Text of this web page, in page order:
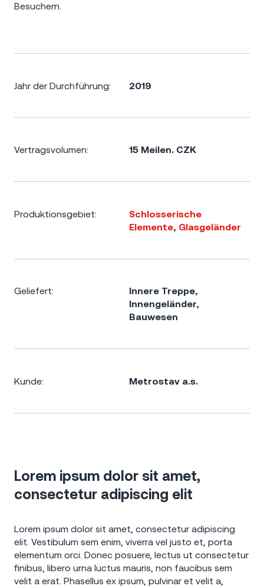
Besuchern.
Jahr der Durchführung: 2019
Vertragsvolumen: 15 Meilen. CZK
Produktionsgebiet:
Schlosserische
Elemente, Glasgeländer
Geliefert: Innere Treppe,
Innengeländer,
Bauwesen
Kunde: Metrostav a.s.
Lorem ipsum dolor sit amet,
consectetur adipiscing elit
Lorem ipsum dolor sit amet, consectetur adipiscing
elit. Vestibulum sem enim, viverra vel justo et, porta
elementum orci. Donec posuere, lectus ut consectetur
finibus, libero urna luctus mauris, non faucibus sem
velit a erat. Phasellus ex ipsum, pulvinar et velit a,